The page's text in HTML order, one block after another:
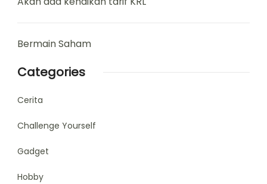
Bermain Saham
Categories
Cerita
Challenge Yourself
Gadget
Hobby